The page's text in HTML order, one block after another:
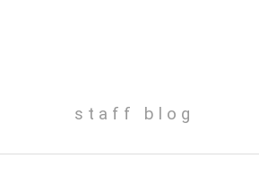
staff blog